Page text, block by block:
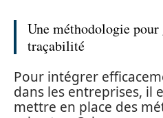
Une méthodologie
traçabilité
Pour intégrer
dans les entreprises, il
mettre en place des